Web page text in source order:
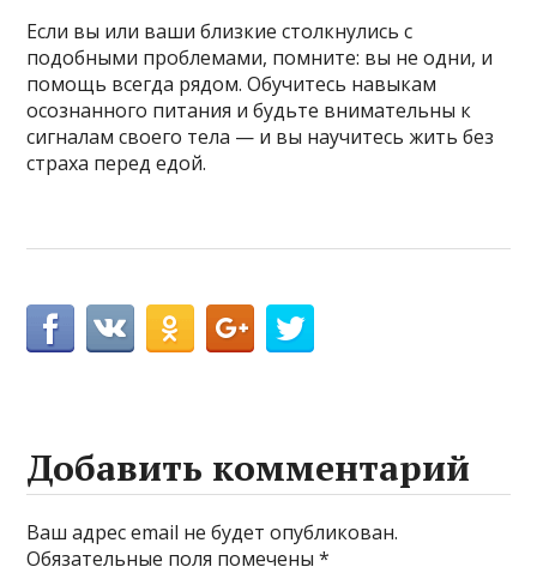
Если вы или ваши близкие столкнулись с
подобными проблемами, помните: вы не одни, и
помощь всегда рядом. Обучитесь навыкам
осознанного питания и будьте внимательны к
сигналам своего тела — и вы научитесь жить без
страха перед едой.
Добавить комментарий
Ваш адрес email не будет опубликован.
Обязательные поля помечены*